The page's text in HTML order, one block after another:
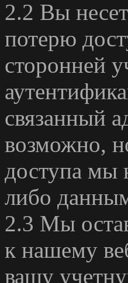
2.2 Вы
потерю
сторонней
связанный
возможно,
доступа мы
либо
2.3 Мы
к нашему
вашу